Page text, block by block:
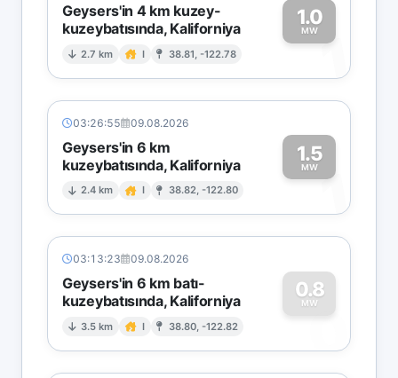
Geysers'in 4 km kuzey-
kuzeybatısında, Kaliforniya
2.7 km I 38.81, -122.78
1.0
MW1
03:26:55 09.08.2026
Geysers'in 6 km
kuzeybatısında, Kaliforniya
2.4 km I 38.82, -122.80
1.5
MW1
03:13:23 09.08.2026
Geysers'in 6 km batı-
kuzeybatısında, Kaliforniya
3.5 km I 38.80, -122.82
0.8
MW
0